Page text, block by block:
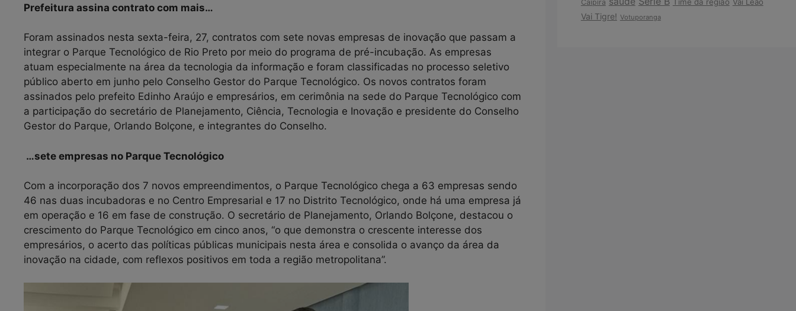
Prefeitura assina contrato com mais…
Foram assinados nesta sexta-feira, 27, contratos com sete novas empresas de inovação que passam a
integrar o Parque Tecnológico de Rio Preto por meio do programa de pré-incubação. As empresas
atuam especialmente na área da tecnologia da informação e foram classificadas no processo seletivo
público aberto em junho pelo Conselho Gestor do Parque Tecnológico. Os novos contratos foram
assinados pelo prefeito Edinho Araújo e empresários, em cerimônia na sede do Parque Tecnológico com
a participação do secretário de Planejamento, Ciência, Tecnologia e Inovação e presidente do Conselho
Gestor do Parque, Orlando Bolçone, e integrantes do Conselho.
…sete empresas no Parque Tecnológico
Com a incorporação dos 7 novos empreendimentos, o Parque Tecnológico chega a 63 empresas sendo
46 nas duas incubadoras e no Centro Empresarial e 17 no Distrito Tecnológico, onde há uma empresa já
em operação e 16 em fase de construção. O secretário de Planejamento, Orlando Bolçone, destacou o
crescimento do Parque Tecnológico em cinco anos, “o que demonstra o crescente interesse dos
empresários, o acerto das políticas públicas municipais nesta área e consolida o avanço da área da
inovação na cidade, com reflexos positivos em toda a região metropolitana”.
Caipira
Vai Tigre! Votuporanga